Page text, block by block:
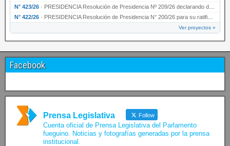
N° 423/26 · PRESIDENCIA Resolución de Presidencia Nº 209/26 declarando de interés provincial la presen…
N° 422/26 · PRESIDENCIA Resolución de Presidencia N° 200/26 para su ratificación.
Ver proyectos »
Facebook
Prensa Legislativa Follow
Cuenta oficial de Prensa Legislativa del Parlamento
fueguino. Noticias y fotografías generadas por la prensa
institucional.